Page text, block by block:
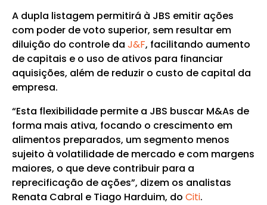
A dupla listagem permitirá à JBS emitir ações
com poder de voto superior, sem resultar em
diluição do controle da J&F, facilitando aumento
de capitais e o uso de ativos para financiar
aquisições, além de reduzir o custo de capital da
empresa.
“Esta flexibilidade permite a JBS buscar M&As de
forma mais ativa, focando o crescimento em
alimentos preparados, um segmento menos
sujeito à volatilidade de mercado e com margens
maiores, o que deve contribuir para a
reprecificação de ações”, dizem os analistas
Renata Cabral e Tiago Harduim, do Citi.